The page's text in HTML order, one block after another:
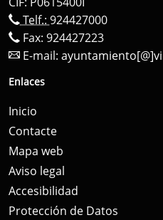
Telf.: 924427000
Fax: 924427223
E-mail:
Enlaces
Inicio
Contacte
Mapa web
Aviso legal
Accesibilidad
Protección de Datos